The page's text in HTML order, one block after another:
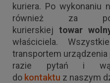
kuriera. Po wykonaniu
również za
kurierskiejtowar
właściciela.
transportem urządzenia
razie pytań i
do kontaktu z naszym